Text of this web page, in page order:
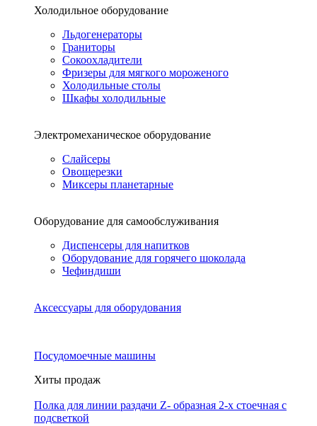
Холодильное оборудование
Льдогенераторы
Граниторы
Сокоохладители
Фризеры для мягкого мороженого
Холодильные столы
Шкафы холодильные
Электромеханическое оборудование
Слайсеры
Овощерезки
Миксеры планетарные
Оборудование для самообслуживания
Диспенсеры для напитков
Оборудование для горячего шоколада
Чефиндиши
Аксессуары для оборудования
Посудомоечные машины
Хиты продаж
Полка для линии раздачи Z- образная 2-х стоечная с
подсветкой